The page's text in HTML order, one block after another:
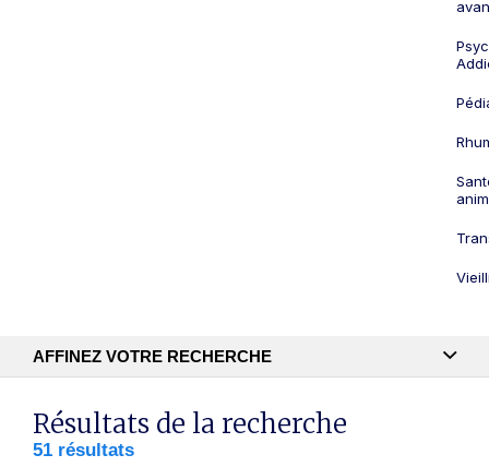
AFFINEZ VOTRE RECHERCHE
Recherche textuelle
Résultats de la recherche
51 résultats